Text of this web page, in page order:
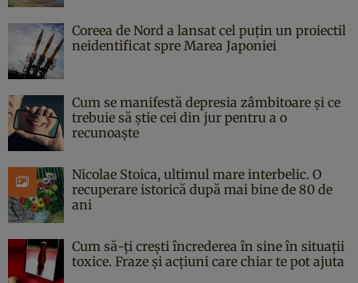
Coreea de Nord a lansat cel puțin un proiectil
neidentificat spre Marea Japoniei
Cum se manifestă depresia zâmbitoare și ce
trebuie să știe cei din jur pentru a o
recunoaște
Nicolae Stoica, ultimul mare interbelic. O
recuperare istorică după mai bine de 80 de
ani
Cum să-ți crești încrederea în sine în situații
toxice. Fraze și acțiuni care chiar te pot ajuta